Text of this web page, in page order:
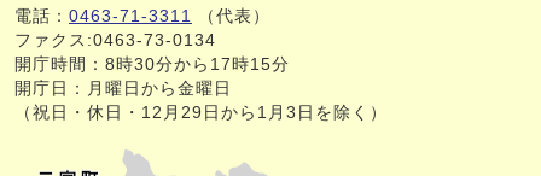
電話： 0463-71-3311
（代表）
ファクス:0463-73-0134
開庁時間：8時30分から17時15分
開庁日：月曜日から金曜日
（祝日・休日・12月29日から1月3日を除く）